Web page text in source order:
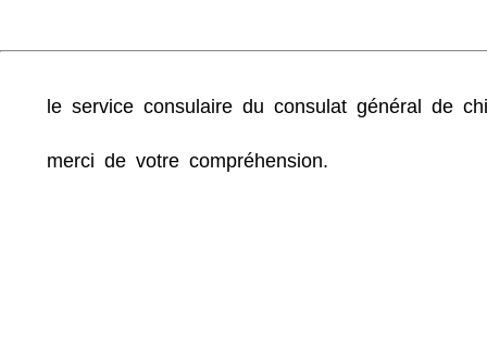
le service consulaire du consulat général de
merci de votre compréhension.